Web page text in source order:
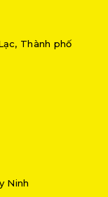
Thành phố
Ninh